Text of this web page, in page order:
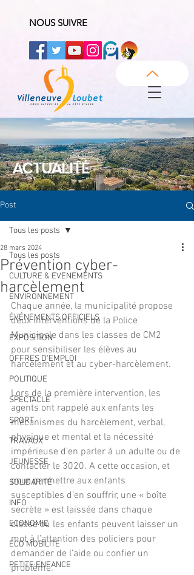
NOUS SUIVRE
ACTUALITÉ
Post
Tous les posts
CULTURE & EVENEMENTS
ENVIRONNEMENT
ÉVÉNEMENTS OFFICIELS
EXPOSITION
OFFRES D'EMPLOI
POLITIQUE
SPECTACLE
SPORT
TRAVAUX
JEUNESSE
SOLIDARITÉ
INFO
ECONOMIE
ECO MOBILITE
PETITE ENFANCE
Tous les posts
Prévention cyber-
harcèlement
28 mars 2024
Chaque année, la municipalité propose
deux interventions de la Police
Municipale dans les classes de CM2
pour sensibiliser les élèves au
harcèlement et au cyber-harcèlement.
Lors de la première intervention, les
agents ont rappelé aux enfants les
mécanismes du harcèlement, verbal,
physique et mental et la nécessité
impérieuse d’en parler à un adulte ou de
contacter le 3020. A cette occasion, et
pour permettre aux enfants
susceptibles d’en souffrir, une « boîte
secrète » est laissée dans chaque
classe où les enfants peuvent laisser un
mot à l’attention des policiers pour
demander de l’aide ou confier un
problème.